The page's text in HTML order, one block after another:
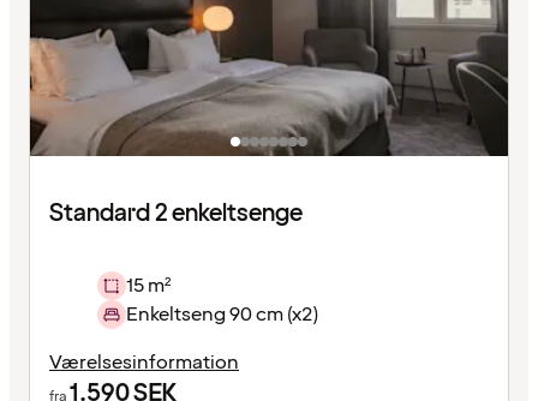
Standard 2 enkeltsenge
15 m²
Enkeltseng 90 cm (x2)
Værelsesinformation
fra1.590SEK